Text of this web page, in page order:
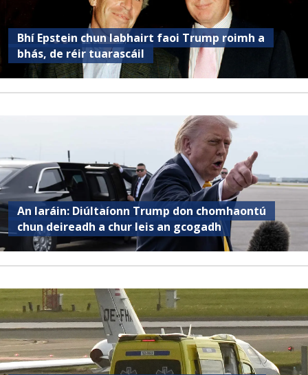
Bhí Epstein chun labhairt faoi Trump roimh a
bhás, de réir tuarascáil
An Iaráin: Diúltaíonn Trump don chomhaontú
chun deireadh a chur leis an gcogadh